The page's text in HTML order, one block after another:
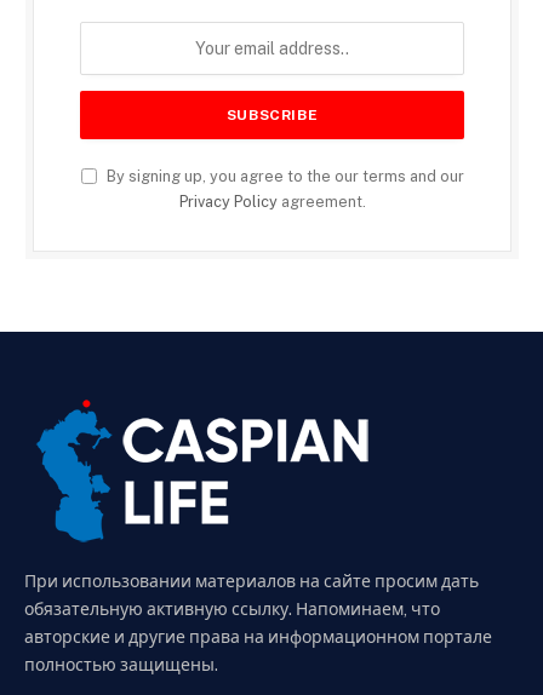
By signing up, you agree to the our terms and our
Privacy Policyagreement.
При использовании материалов на сайте просим дать
обязательную активную ссылку. Напоминаем, что
авторские и другие права на информационном портале
полностью защищены.